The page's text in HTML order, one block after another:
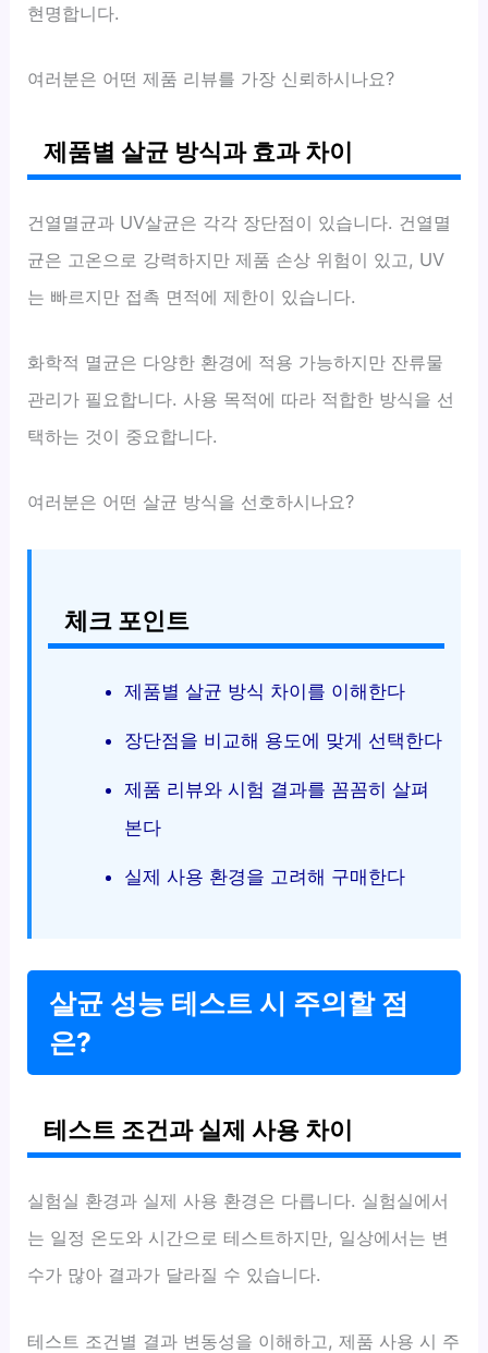
현명합니다.
여러분은 어떤 제품 리뷰를 가장 신뢰하시나요?
제품별 살균 방식과 효과 차이
건열멸균과 UV살균은 각각 장단점이 있습니다. 건열멸
균은 고온으로 강력하지만 제품 손상 위험이 있고, UV
는 빠르지만 접촉 면적에 제한이 있습니다.
화학적 멸균은 다양한 환경에 적용 가능하지만 잔류물
관리가 필요합니다. 사용 목적에 따라 적합한 방식을 선
택하는 것이 중요합니다.
여러분은 어떤 살균 방식을 선호하시나요?
체크 포인트
제품별 살균 방식 차이를 이해한다
장단점을 비교해 용도에 맞게 선택한다
제품 리뷰와 시험 결과를 꼼꼼히 살펴
본다
실제 사용 환경을 고려해 구매한다
살균 성능 테스트 시 주의할 점
은?
테스트 조건과 실제 사용 차이
실험실 환경과 실제 사용 환경은 다릅니다. 실험실에서
는 일정 온도와 시간으로 테스트하지만, 일상에서는 변
수가 많아 결과가 달라질 수 있습니다.
테스트 조건별 결과 변동성을 이해하고, 제품 사용 시 주